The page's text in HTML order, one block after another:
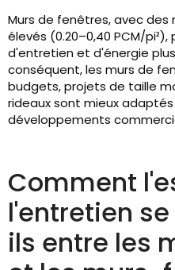
Murs de fenêtres, avec des
élevés (0.20–0,40 PCM/
d'entretien et d'énergie
conséquent, les murs de
budgets, projets de taille
rideaux sont mieux
développements
Comment
l'entretien
ils entre les